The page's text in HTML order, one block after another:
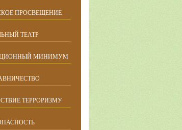
ПРОСВЕЩЕНИЕ
ТЕАТР
МИНИМУМ
ТЕРРОРИЗМУ